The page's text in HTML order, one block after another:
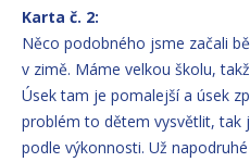
Karta č. 2:
Něco podobného jsme začali
v zimě. Máme velkou školu,
Úsek tam je pomalejší a úsek
problém to dětem vysvětlit, tak
podle výkonnosti. Už